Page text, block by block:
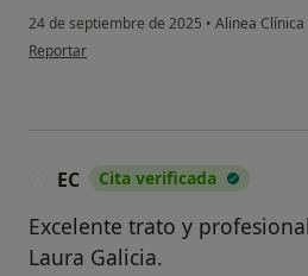
24 de septiembre de 2025 • Alinea Clínica
en opinión del usuario JL
Reportar
EC Cita verificada
Excelente trato y
Laura Galicia.